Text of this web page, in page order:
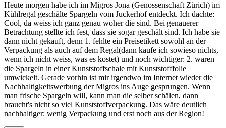
Heute morgen habe ich im Migros Jona (Genossenschaft Zürich) im
Kühlregal geschälte Spargeln vom Juckerhof entdeckt. Ich dachte:
Cool, da weiss ich ganz genau woher die sind. Bei genauerer
Betrachtung stellte ich fest, dass sie sogar geschält sind. Ich habe sie
dann nicht gekauft, denn 1. fehlte ein Preisetikett sowohl an der
Verpackung als auch auf dem Regal(dann kaufe ich sowieso nichts,
wenn ich nicht weiss, was es kostet) und noch wichtiger: 2. waren
die Spargeln in einer Kunststoffschale mit Kunststofffolie
umwickelt. Gerade vorhin ist mir irgendwo im Internet wieder die
Nachhaltigkeitswerbung der Migros ins Auge gesprungen. Wenn
man frische Spargeln will, kann man die selber schälen, dann
braucht's nicht so viel Kunststoffverpackung. Das wäre deutlich
nachhaltiger: wenig Verpackung und erst noch aus der Region!